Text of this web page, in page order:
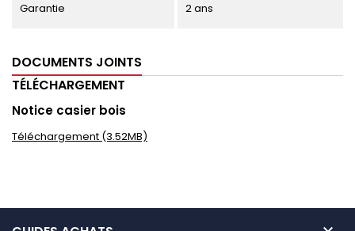
Garantie 2 ans
DOCUMENTS JOINTS
TÉLÉCHARGEMENT
Notice casier bois
Téléchargement (3.52MB)